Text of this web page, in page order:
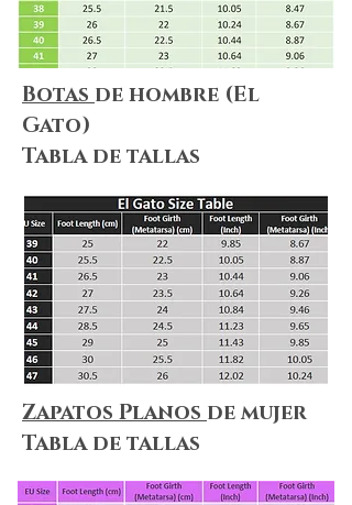
Botas de hombre (El
Gato)
Tabla de tallas
Zapatos Planos de mujer
Tabla de tallas